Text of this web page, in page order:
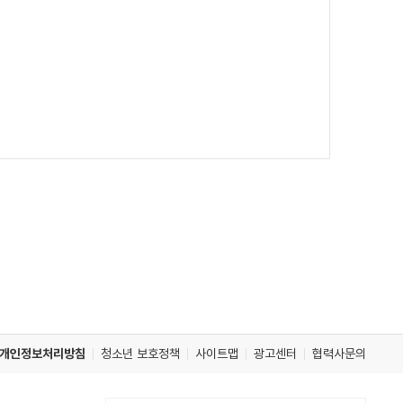
개인정보처리방침 청소년 보호정책 사이트맵 광고센터 협력사문의